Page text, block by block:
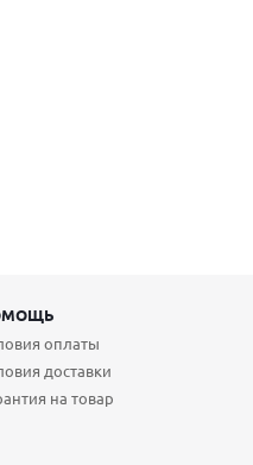
оплаты
доставки
на товар